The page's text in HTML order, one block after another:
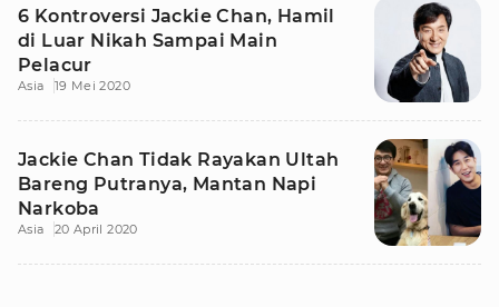
6 Kontroversi Jackie Chan, Hamil
di Luar Nikah Sampai Main
Pelacur
Asia 19 Mei 2020
Jackie Chan Tidak Rayakan Ultah
Bareng Putranya, Mantan Napi
Narkoba
Asia 20 April 2020